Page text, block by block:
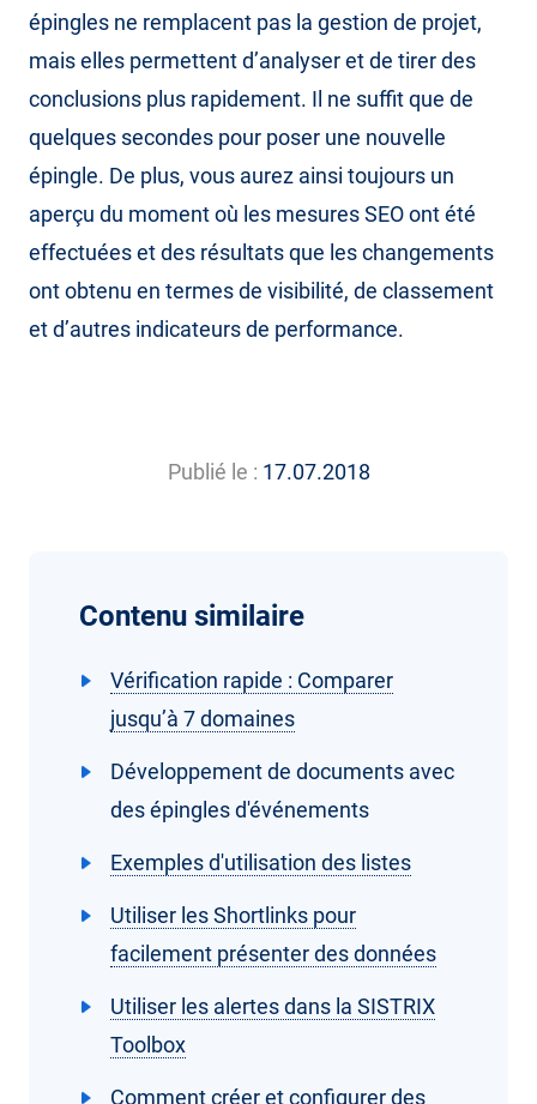
épingles ne remplacent pas la gestion de projet,
mais elles permettent d’analyser et de tirer des
conclusions plus rapidement. Il ne suffit que de
quelques secondes pour poser une nouvelle
épingle. De plus, vous aurez ainsi toujours un
aperçu du moment où les mesures SEO ont été
effectuées et des résultats que les changements
ont obtenu en termes de visibilité, de classement
et d’autres indicateurs de performance.
Publié le : 17.07.2018
Contenu similaire
Vérification rapide : Comparer
jusqu’à 7 domaines
Développement de documents avec
des épingles d'événements
Exemples d'utilisation des listes
Utiliser les Shortlinks pour
facilement présenter des données
Utiliser les alertes dans la SISTRIX
Toolbox
Comment créer et configurer des